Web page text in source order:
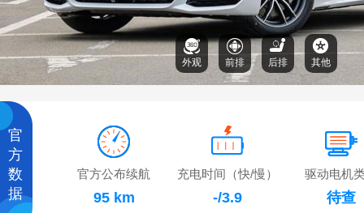
外观 前排 后排 其他
官
方
数
据
官方公布续航
95 km
充电时间（快/慢）
-/3.9
驱动电机
待查